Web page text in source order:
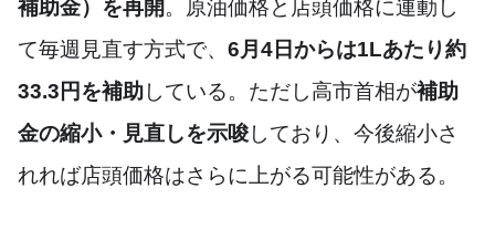
補助金）を再開。原油価格と店頭価格に連動し
て毎週見直す方式で、 6月4日からは1Lあたり約
33.3円を補助している。ただし高市首相が補助
金の縮小・見直しを示唆しており、今後縮小さ
れれば店頭価格はさらに上がる可能性がある。